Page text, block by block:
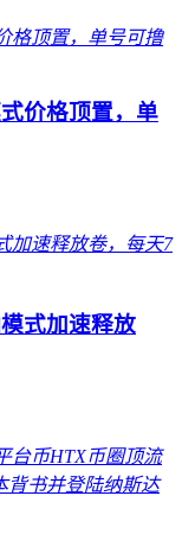
价格顶置，单
式加速释放